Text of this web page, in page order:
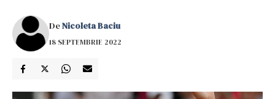
DeNicoleta Baciu
18 SEPTEMBRIE 2022